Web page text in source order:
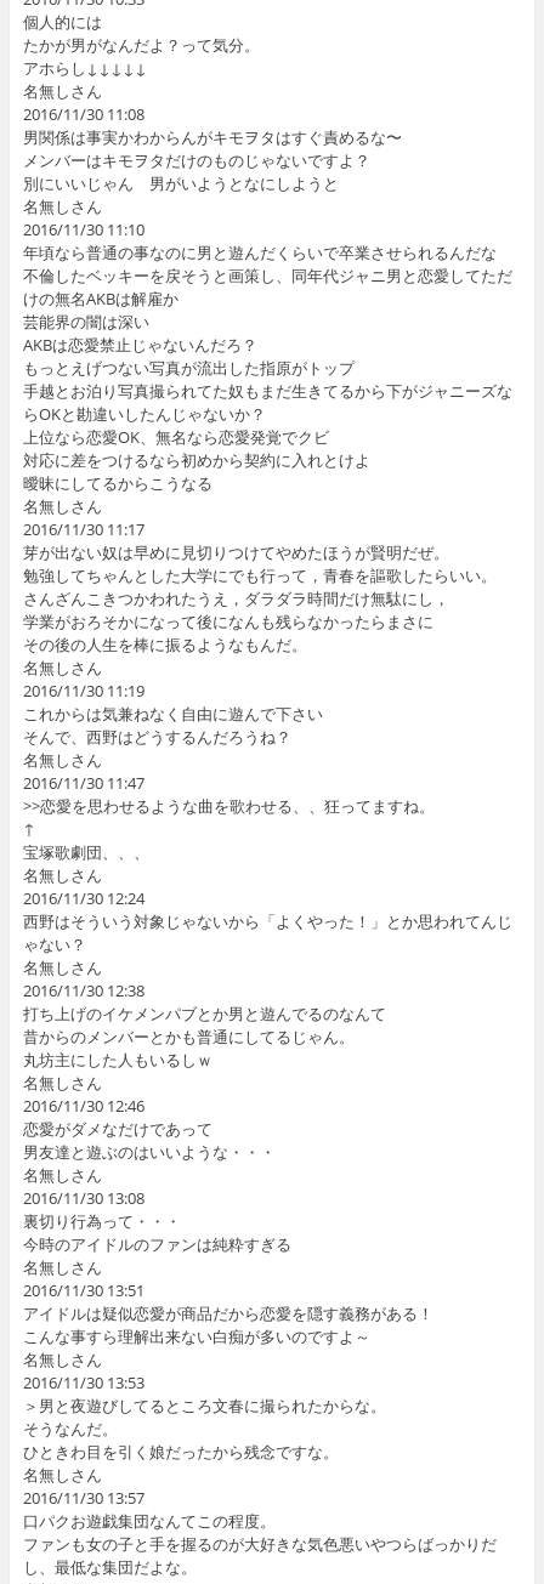
個人的には
たかが男がなんだよ？って気分。
アホらし↓↓↓↓↓
名無しさん
2016/11/30 11:08
男関係は事実かわからんがキモヲタはすぐ責めるな〜
メンバーはキモヲタだけのものじゃないですよ？
別にいいじゃん 男がいようとなにしようと
名無しさん
2016/11/30 11:10
年頃なら普通の事なのに男と遊んだくらいで卒業させられるんだな
不倫したベッキーを戻そうと画策し、同年代ジャニ男と恋愛してただ
けの無名AKBは解雇か
芸能界の闇は深い
AKBは恋愛禁止じゃないんだろ？
もっとえげつない写真が流出した指原がトップ
手越とお泊り写真撮られてた奴もまだ生きてるから下がジャニーズな
らOKと勘違いしたんじゃないか？
上位なら恋愛OK、無名なら恋愛発覚でクビ
対応に差をつけるなら初めから契約に入れとけよ
曖昧にしてるからこうなる
名無しさん
2016/11/30 11:17
芽が出ない奴は早めに見切りつけてやめたほうが賢明だぜ。
勉強してちゃんとした大学にでも行って，青春を謳歌したらいい。
さんざんこきつかわれたうえ，ダラダラ時間だけ無駄にし，
学業がおろそかになって後になんも残らなかったらまさに
その後の人生を棒に振るようなもんだ。
名無しさん
2016/11/30 11:19
これからは気兼ねなく自由に遊んで下さい
そんで、西野はどうするんだろうね？
名無しさん
2016/11/30 11:47
>>恋愛を思わせるような曲を歌わせる、、狂ってますね。
↑
宝塚歌劇団、、、
名無しさん
2016/11/30 12:24
西野はそういう対象じゃないから「よくやった！」とか思われてんじ
ゃない？
名無しさん
2016/11/30 12:38
打ち上げのイケメンパブとか男と遊んでるのなんて
昔からのメンバーとかも普通にしてるじゃん。
丸坊主にした人もいるしｗ
名無しさん
2016/11/30 12:46
恋愛がダメなだけであって
男友達と遊ぶのはいいような・・・
名無しさん
2016/11/30 13:08
裏切り行為って・・・
今時のアイドルのファンは純粋すぎる
名無しさん
2016/11/30 13:51
アイドルは疑似恋愛が商品だから恋愛を隠す義務がある！
こんな事すら理解出来ない白痴が多いのですよ～
名無しさん
2016/11/30 13:53
＞男と夜遊びしてるところ文春に撮られたからな。
そうなんだ。
ひときわ目を引く娘だったから残念ですな。
名無しさん
2016/11/30 13:57
口パクお遊戯集団なんてこの程度。
ファンも女の子と手を握るのが大好きな気色悪いやつらばっかりだ
し、最低な集団だよな。